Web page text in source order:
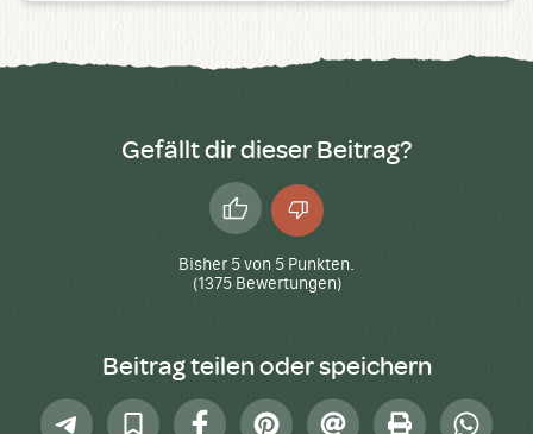
Gefällt dir dieser Beitrag?
Daumen
hoch
Daumen
runter
Bisher 5von 5 Punkten.
(1375Bewertungen)
Beitrag teilen oder speichern
Telegram
In
FacebookPinterest
E-
Drucken